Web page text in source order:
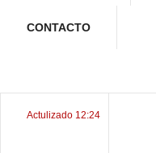
CONTACTO
Actulizado 12:24